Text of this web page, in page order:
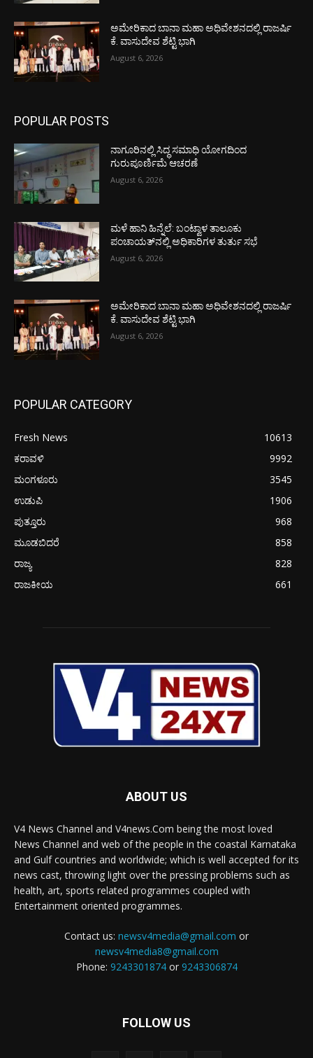
ಅಮೇರಿಕಾದ ಬಾನಾ ಮಹಾ ಅಧಿವೇಶನದಲ್ಲಿ ರಾಜರ್ಷಿ
ಕೆ. ವಾಸುದೇವ ಶೆಟ್ಟಿ ಭಾಗಿ
August 6, 2026
POPULAR POSTS
ನಾಗೂರಿನಲ್ಲಿ ಸಿದ್ಧ ಸಮಾಧಿ ಯೋಗದಿಂದ
ಗುರುಪೂರ್ಣಿಮೆ ಆಚರಣೆ
August 6, 2026
ಮಳೆ ಹಾನಿ ಹಿನ್ನೆಲೆ: ಬಂಟ್ವಾಳ ತಾಲೂಕು
ಪಂಚಾಯತ್‌ನಲ್ಲಿ ಅಧಿಕಾರಿಗಳ ತುರ್ತು ಸಭೆ
August 6, 2026
ಅಮೇರಿಕಾದ ಬಾನಾ ಮಹಾ ಅಧಿವೇಶನದಲ್ಲಿ ರಾಜರ್ಷಿ
ಕೆ. ವಾಸುದೇವ ಶೆಟ್ಟಿ ಭಾಗಿ
August 6, 2026
POPULAR CATEGORY
Fresh News
10613
ಕರಾವಳಿ
9992
ಮಂಗಳೂರು
3545
ಉಡುಪಿ
1906
ಪುತ್ತೂರು
968
ಮೂಡಬಿದರೆ
858
ರಾಜ್ಯ
828
ರಾಜಕೀಯ
661
ABOUT US
V4 News Channel and V4news.Com being the most loved
News Channel and web of the people in the coastal Karnataka
and Gulf countries and worldwide; which is well accepted for its
news cast, throwing light over the pressing problems such as
health, art, sports related programmes coupled with
Entertainment oriented programmes.
Contact us: newsv4media@gmail.com or
newsv4media8@gmail.com
Phone: 9243301874or 9243306874
FOLLOW US